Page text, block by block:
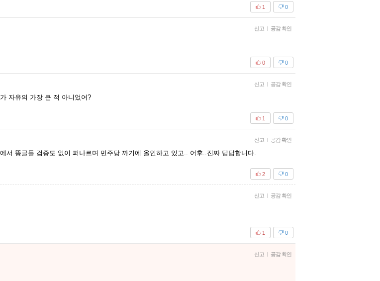
0
1
신고 | 공감 확인
0
0
신고 | 공감 확인
자유의 가장 큰 적 아니었어?
0
1
신고 | 공감 확인
서 똥글들 검증도 없이 퍼나르며 민주당 까기에 올인하고 있고.. 어후..진짜 답답합니다.
0
2
신고 | 공감 확인
0
1
신고 | 공감 확인